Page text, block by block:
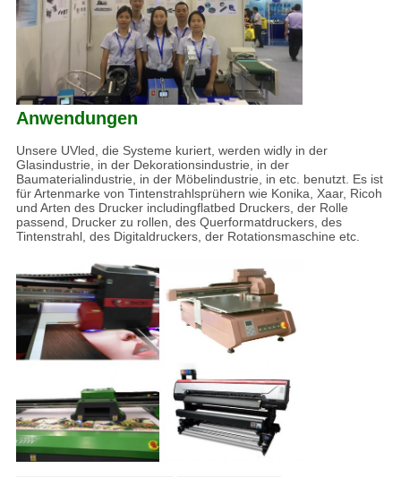
Anwendungen
Unsere UVled, die Systeme kuriert, werden widly in der
Glasindustrie, in der Dekorationsindustrie, in der
Baumaterialindustrie, in der Möbelindustrie, in etc. benutzt. Es ist
für Artenmarke von Tintenstrahlsprühern wie Konika, Xaar, Ricoh
und Arten des Drucker includingflatbed Druckers, der Rolle
passend, Drucker zu rollen, des Querformatdruckers, des
Tintenstrahl, des Digitaldruckers, der Rotationsmaschine etc.